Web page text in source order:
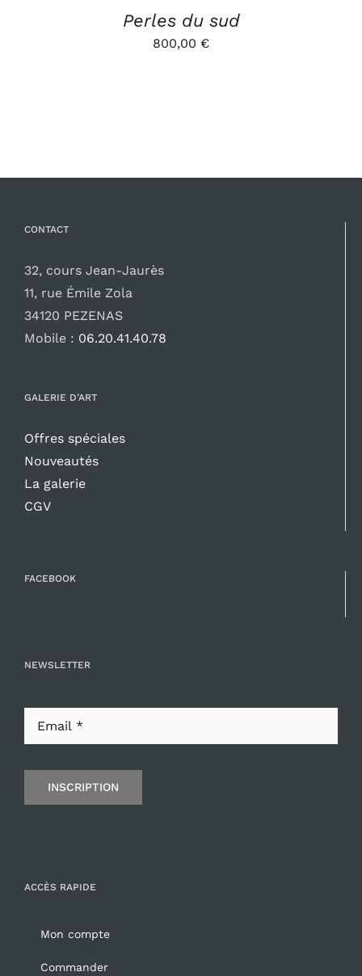
Perles du sud
800,00 €
CONTACT
32, cours Jean-Jaurès
11, rue Émile Zola
34120 PEZENAS
Mobile : 06.20.41.40.78
GALERIE D’ART
Offres spéciales
Nouveautés
La galerie
CGV
FACEBOOK
NEWSLETTER
INSCRIPTION
ACCÈS RAPIDE
Mon compte
Commander